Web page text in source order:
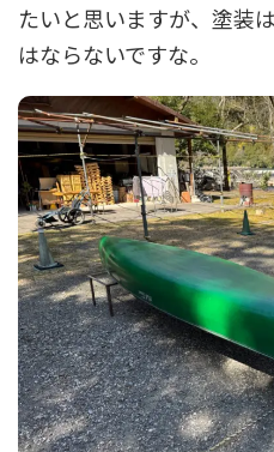
たいと思いますが、塗装
はならないですな。